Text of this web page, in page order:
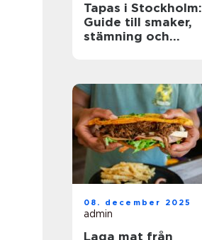
Tapas i Stockholm:
Guide till smaker,
stämning och
08. december 2025
admin
Laga mat från